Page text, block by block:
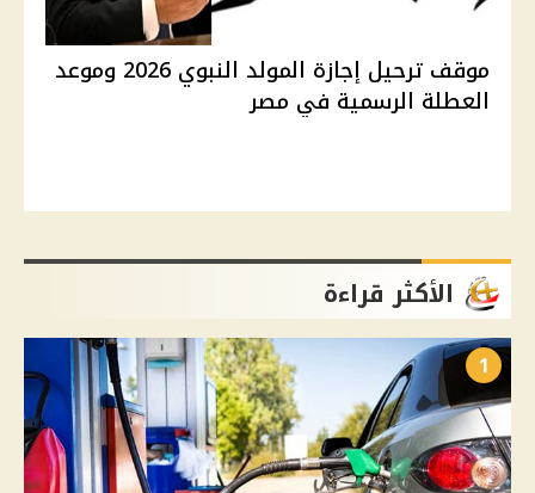
موقف ترحيل إجازة المولد النبوي 2026 وموعد
العطلة الرسمية في مصر
الأكثر قراءة
1